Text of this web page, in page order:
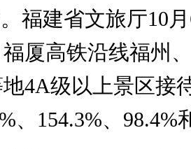
福建省文旅厅10
厦高铁沿线福州
4A级以上景区接
、154.3%、98.4%